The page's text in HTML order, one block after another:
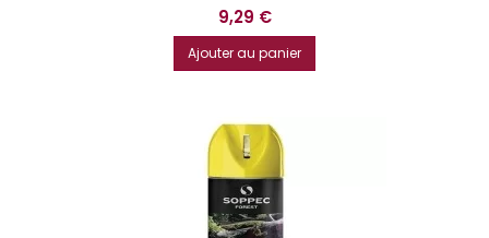
Prix
9,29 €
Ajouter au panier